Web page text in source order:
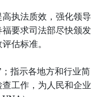
执法质效，强化领导
要求司法部尽快颁发
估标准。
指示各地方和行业简
工作，为人民和企业